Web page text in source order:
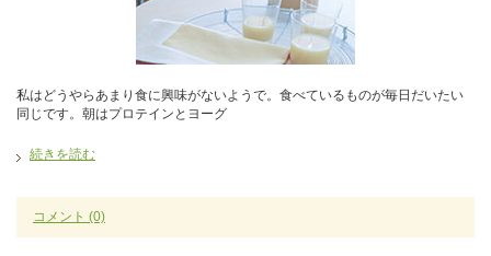
私はどうやらあまり食に興味がないようで。食べているものが毎日だいたい
同じです。朝はプロテインとヨーグ
続きを読む
コメント (0)